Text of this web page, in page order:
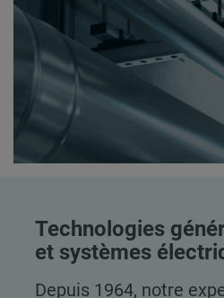
Technologies
et systèmes
Depuis 1964, notre